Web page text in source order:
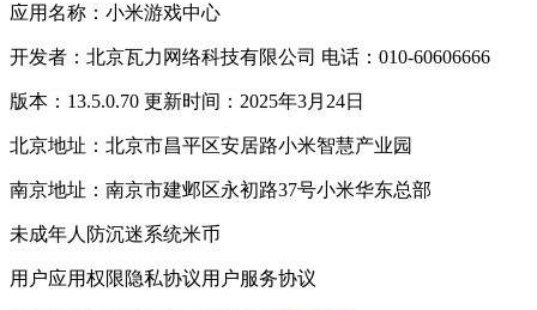
应用名称：小米游戏中心
开发者：北京瓦力网络科技有限公司 电话：010-60606666
版本：13.5.0.70 更新时间：2025年3月24日
北京地址：北京市昌平区安居路小米智慧产业园
南京地址：南京市建邺区永初路37号小米华东总部
未成年人防沉迷系统米币
用户应用权限隐私协议用户服务协议